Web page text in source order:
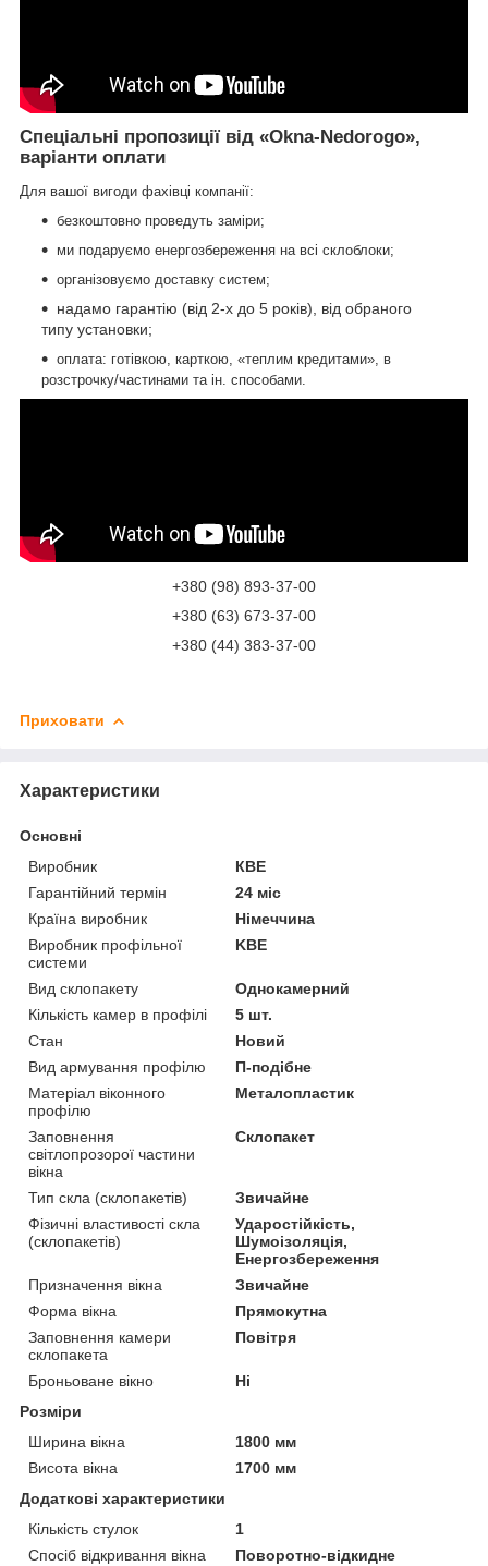
Спеціальні пропозиції від «Okna-Nedorogo»,
варіанти оплати
Для вашої вигоди фахівці компанії:
безкоштовно проведуть заміри;
ми подаруємо енергозбереження на всі склоблоки;
організовуємо доставку систем;
надамо гарантію (від 2-х до 5 років), від обраного
типу установки;
оплата: готівкою, карткою, «теплим кредитами», в
розстрочку/частинами та ін. способами.
+380 (98) 893-37-00
+380 (63) 673-37-00
+380 (44) 383-37-00
Приховати
Характеристики
Основні
Виробник
КВЕ
Гарантійний термін
24 міс
Країна виробник
Німеччина
Виробник профільної
системи
KBE
Вид склопакету
Однокамерний
Кількість камер в профілі
5 шт.
Стан
Новий
Вид армування профілю
П-подібне
Матеріал віконного
профілю
Металопластик
Заповнення
світлопрозорої частини
вікна
Склопакет
Тип скла (склопакетів)
Звичайне
Фізичні властивості скла
(склопакетів)
Ударостійкість,
Шумоізоляція,
Енергозбереження
Призначення вікна
Звичайне
Форма вікна
Прямокутна
Заповнення камери
склопакета
Повітря
Броньоване вікно
Ні
Розміри
Ширина вікна
1800 мм
Висота вікна
1700 мм
Додаткові характеристики
Кількість стулок
1
Спосіб відкривання вікна
Поворотно-відкидне